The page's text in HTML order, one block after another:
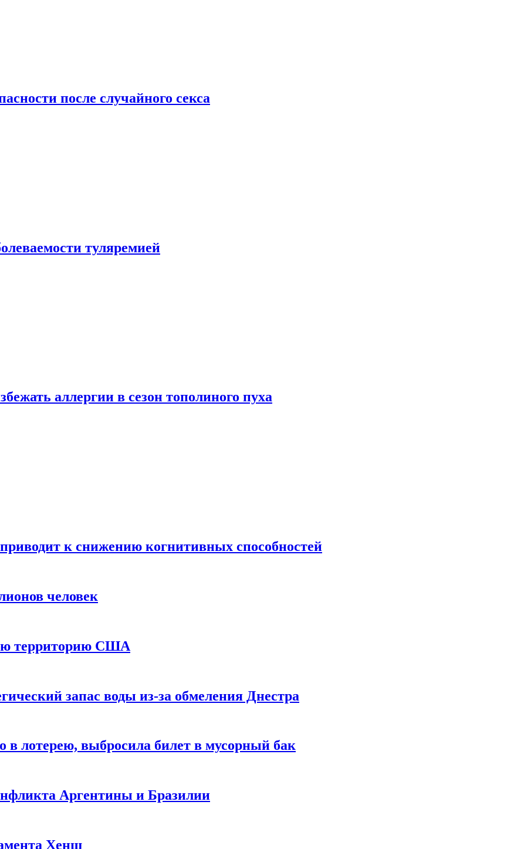
после случайного секса
туляремией
аллергии в сезон тополиного пуха
к снижению когнитивных способностей
человек
территорию США
запас воды из-за обмеления Днестра
лотерею, выбросила билет в мусорный бак
Аргентины и Бразилии
Хенш